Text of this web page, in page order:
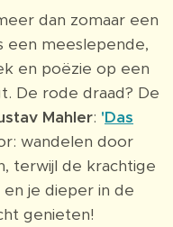
dan zomaar een
een meeslepende,
en poëzie op een
De rode draad? De
Mahler: 'Das
wandelen door
terwijl de krachtige
je dieper in de
genieten!